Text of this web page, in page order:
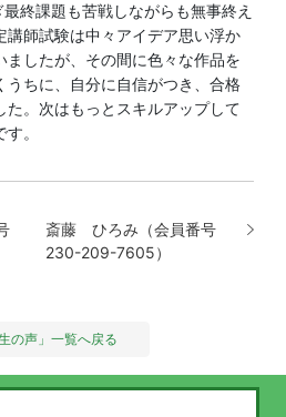
終課題も苦戦しながらも無事終え
講師試験は中々アイデア思い浮か
ましたが、その間に色々な作品を
うちに、自分に自信がつき、合格
た。次はもっとスキルアップして
。
斎藤 ひろみ（会員番号
230-209-7605）
生の声」一覧へ戻る